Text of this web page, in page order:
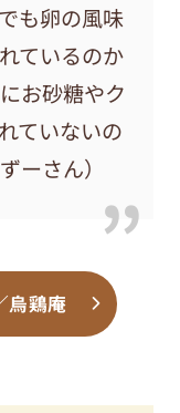
も卵の風味
ているのか
お砂糖やク
ていないの
ーさん）
烏鶏庵